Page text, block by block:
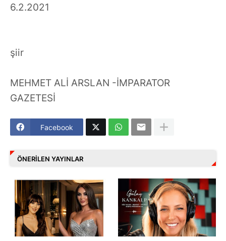
6.2.2021
şiir
MEHMET ALİ ARSLAN -İMPARATOR
GAZETESİ
Facebook
ÖNERILEN YAYINLAR